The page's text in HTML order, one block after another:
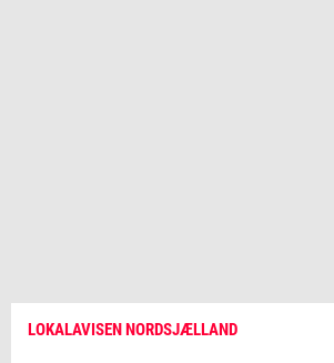
LOKALAVISEN NORDSJÆLLAND